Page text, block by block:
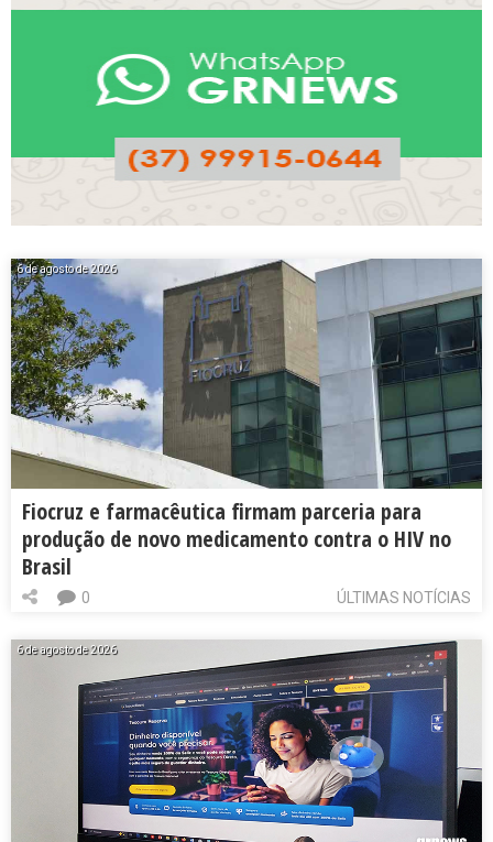
6 de agosto de 2026
Fiocruz e farmacêutica firmam parceria para
produção de novo medicamento contra o HIV no
Brasil
ÚLTIMAS NOTÍCIAS
0
6 de agosto de 2026